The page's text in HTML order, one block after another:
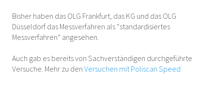
Bisher haben das OLG Frankfurt, das KG und das OLG
Düsseldorf das Messverfahren als “standardisiertes
Messverfahren” angesehen.
Auch gab es bereits von Sachverständigen durchgeführte
Versuche. Mehr zu den Versuchen mit Poliscan Speed